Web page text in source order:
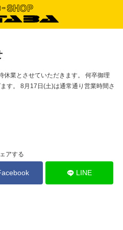
休業とさせていただきます。 何卒御理
す。 8月17日(土)は通常通り営業時間さ
アする
LINE